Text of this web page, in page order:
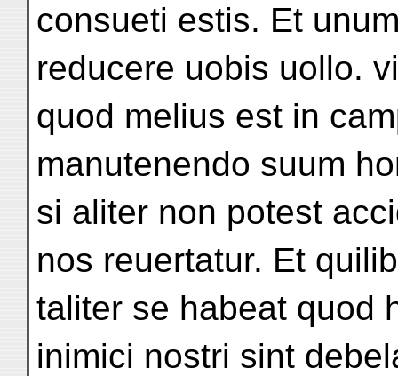
consueti estis. Et
reducere uobis uollo.
quod melius est in
manutenendo suum
si aliter non potest
nos reuertatur. Et
taliter se habeat quod
inimici nostri sint